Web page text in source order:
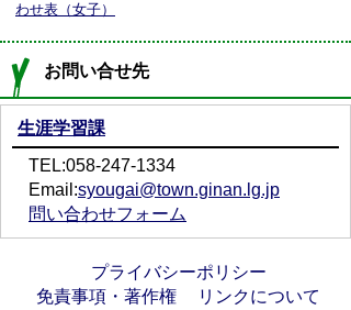
わせ表（女子）
お問い合せ先
生涯学習課
TEL:058-247-1334
Email:syougai@town.ginan.lg.jp
問い合わせフォーム
プライバシーポリシー
免責事項・著作権
リンクについて